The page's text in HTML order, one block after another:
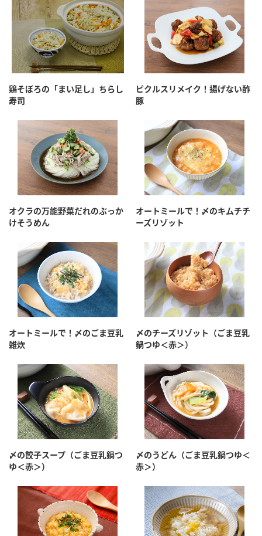
鶏そぼろの「まい足し」ちらし
寿司
ピクルスリメイク！揚げない酢
豚
オクラの万能野菜だれのぶっか
けそうめん
オートミールで！〆のキムチチ
ーズリゾット
オートミールで！〆のごま豆乳
雑炊
〆のチーズリゾット（ごま豆乳
鍋つゆ＜赤＞）
〆の餃子スープ（ごま豆乳鍋つ
ゆ＜赤＞）
〆のうどん（ごま豆乳鍋つゆ＜
赤＞）